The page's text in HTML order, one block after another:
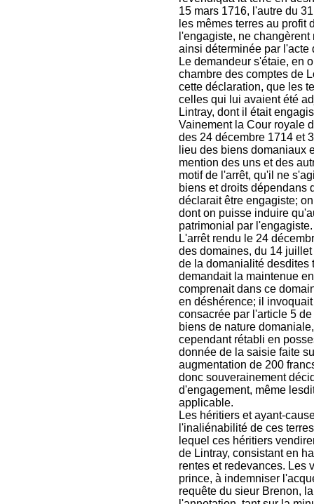
15 mars 1716, l'autre du
les mêmes terres au profit
l'engagiste, ne
ainsi déterminée par l'acte
Le demandeur s'étaie, en
chambre des comptes de
cette déclaration, que les
celles qui lui avaient été
Lintray, dont il était
Vainement la Cour royale
des 24 décembre 1714 et
lieu des biens domaniaux
mention des uns et des
motif de l'arrêt, qu'il ne
biens et droits dépendans
déclarait être engagiste;
dont on puisse induire
patrimonial par l'engagiste.
L'arrêt rendu le 24
des domaines, du 14
de la domanialité desdites
demandait la maintenue
comprenait dans ce
en déshérence; il
consacrée par l'article 5
biens de nature
cependant rétabli en
donnée de la saisie faite
augmentation de 200
donc souverainement
d'engagement, même
applicable.
Les héritiers et ayant-
l'inaliénabilité de ces
lequel ces héritiers
de Lintray, consistant en
rentes et redevances. Les
prince, à indemniser
requête du sieur Brenon,